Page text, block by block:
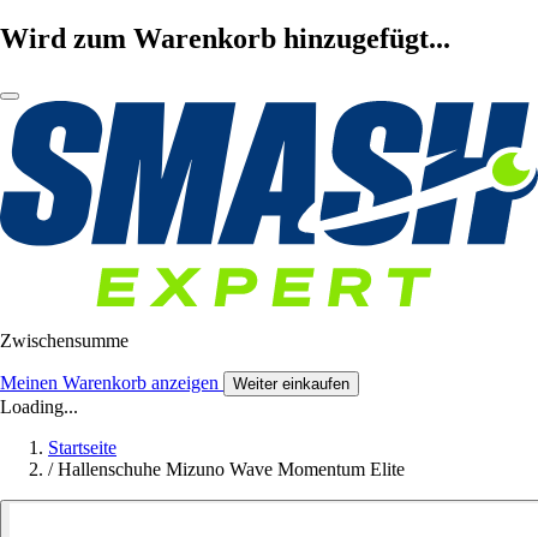
Wird zum Warenkorb hinzugefügt...
Zwischensumme
Meinen Warenkorb anzeigen Weiter einkaufen
Loading...
Startseite
/ Hallenschuhe Mizuno Wave Momentum Elite